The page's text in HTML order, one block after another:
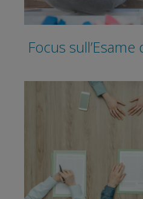
Focus